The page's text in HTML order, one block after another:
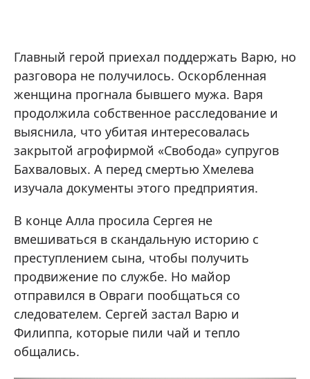
Главный герой приехал поддержать Варю, но
разговора не получилось. Оскорбленная
женщина прогнала бывшего мужа. Варя
продолжила собственное расследование и
выяснила, что убитая интересовалась
закрытой агрофирмой «Свобода» супругов
Бахваловых. А перед смертью Хмелева
изучала документы этого предприятия.
В конце Алла просила Сергея не
вмешиваться в скандальную историю с
преступлением сына, чтобы получить
продвижение по службе. Но майор
отправился в Овраги пообщаться со
следователем. Сергей застал Варю и
Филиппа, которые пили чай и тепло
общались.